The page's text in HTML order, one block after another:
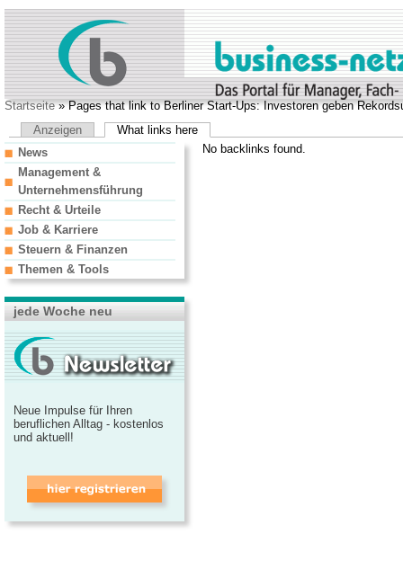
Startseite» Pages that link to Berliner Start-Ups: Investoren geben
Anzeigen
What links here
No backlinks found.
News
Management &
Unternehmensführung
Recht & Urteile
Job & Karriere
Steuern & Finanzen
Themen & Tools
jede Woche neu
Neue Impulse für Ihren
beruflichen Alltag - kostenlos
und aktuell!